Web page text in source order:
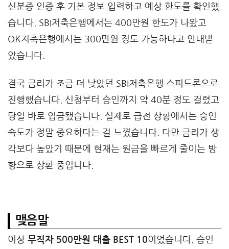
신분증 인증 후 기본 정보 입력하고 예상 한도를 확인했
습니다. SBI저축은행에서는 400만원 한도가 나왔고
OK저축은행에서는 300만원 정도 가능하다고 안내받
았습니다.
결국 금리가 조금 더 낮았던 SBI저축은행 스피드론으로
진행했습니다. 신청부터 승인까지 약 40분 정도 걸렸고
당일 바로 입금됐습니다. 실제로 급전 상황에서는 승인
속도가 정말 중요하다는 걸 느꼈습니다. 다만 금리가 생
각보다 높았기 때문에 현재는 원금을 빠르게 줄이는 방
향으로 상환 중입니다.
맺음말
이상 무직자 500만원 대출 BEST 10이었습니다. 승인